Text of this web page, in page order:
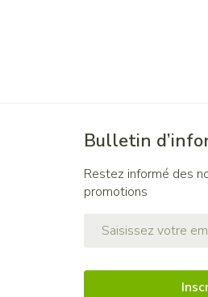
Bulletin
Restez informé des
promotions